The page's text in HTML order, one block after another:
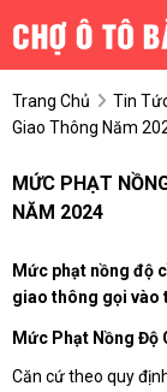
Trang Chủ Tin
Giao Thông Năm
MỨC PHẠT
NĂM 2024
Mức phạt nồng độ
giao thông gọi vào
Mức Phạt Nồng Độ
Căn cứ theo quy